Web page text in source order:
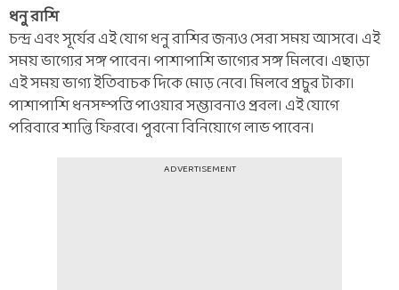
ধনু রাশি
চন্দ্র এবং সূর্যের এই যোগ ধনু রাশির জন্যও সেরা সময় আসবে। এই
সময় ভাগ্যের সঙ্গ পাবেন। পাশাপাশি ভাগ্যের সঙ্গ মিলবে। এছাড়া
এই সময় ভাগ্য ইতিবাচক দিকে মোড় নেবে। মিলবে প্রচুর টাকা।
পাশাপাশি ধনসম্পত্তি পাওয়ার সম্ভাবনাও প্রবল। এই যোগে
পরিবারে শান্তি ফিরবে। পুরনো বিনিয়োগে লাভ পাবেন।
ADVERTISEMENT